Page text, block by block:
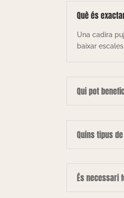
Què és
Una cadira
baixar
Qui pot
Quins tipus
És necessari